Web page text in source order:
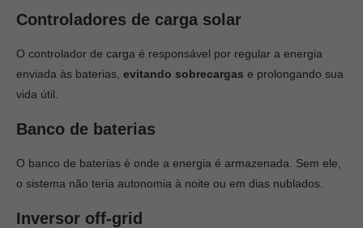
Controladores de carga solar
O controlador de carga é responsável por regular a energia
enviada às baterias, evitando sobrecargas e prolongando sua
vida útil.
Banco de baterias
O banco de baterias é onde a energia é armazenada. Sem ele,
o sistema não teria autonomia à noite ou em dias nublados.
Inversor off-grid